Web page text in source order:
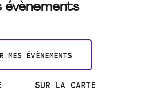
évènements
MES ÉVÈNEMENTS
SUR LA CARTE